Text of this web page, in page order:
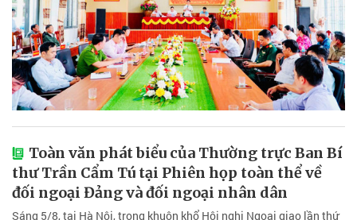
Toàn văn phát biểu của Thường trực Ban Bí
thư Trần Cẩm Tú tại Phiên họp toàn thể về
đối ngoại Đảng và đối ngoại nhân dân
Sáng 5/8, tại Hà Nội, trong khuôn khổ Hội nghị Ngoại giao lần thứ